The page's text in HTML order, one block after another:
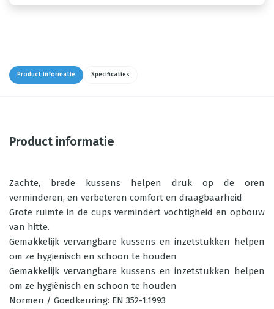
Product informatie Specificaties
Product informatie
Zachte, brede kussens helpen druk op de oren
verminderen, en verbeteren comfort en draagbaarheid
Grote ruimte in de cups vermindert vochtigheid en opbouw
van hitte.
Gemakkelijk vervangbare kussens en inzetstukken helpen
om ze hygiënisch en schoon te houden
Gemakkelijk vervangbare kussens en inzetstukken helpen
om ze hygiënisch en schoon te houden
Normen / Goedkeuring: EN 352-1:1993